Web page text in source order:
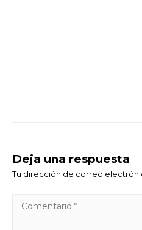
Deja una respuesta
Tu dirección de correo